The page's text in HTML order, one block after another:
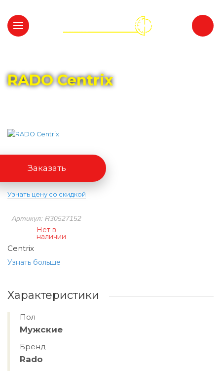
RADO Centrix
Артикул: R30527152
Нет в
наличии
Centrix
Узнать больше
Заказать
Узнать цену со скидкой
Характеристики
Пол
Мужские
Бренд
Rado